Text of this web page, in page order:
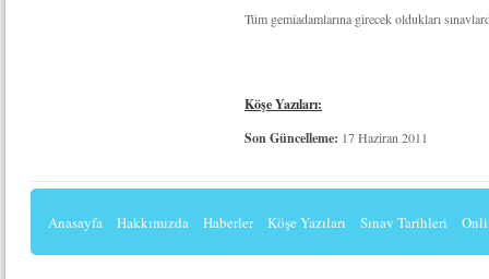
Tüm gemiadamlarına girecek oldukları
Köşe Yazıları:
Son Güncelleme: 17 Haziran 2011
Anasayfa Hakkımızda Haberler Köşe Yazıları Sınav Tarihleri